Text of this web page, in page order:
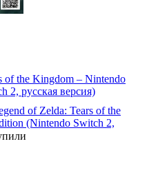
of the Kingdom – Nintendo
2, русская версия)
of Zelda: Tears of the
(Nintendo Switch 2,